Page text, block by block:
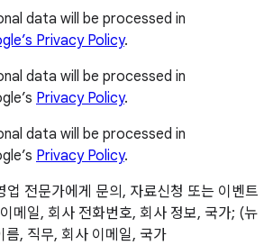
data will be processed in
Privacy Policy.
data will be processed in
Privacy Policy.
data will be processed in
Privacy Policy.
업 전문가에게 문의, 자료신청 또는 이벤트
메일, 회사 전화번호, 회사 정보, 국가; (뉴
름, 직무, 회사 이메일, 국가